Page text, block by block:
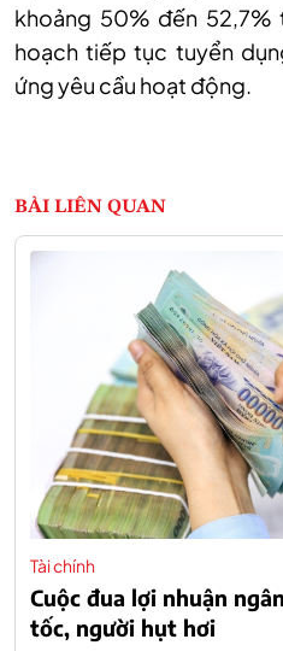
khoảng 50% đến
hoạch tiếp tục tuyển
ứng yêu cầu hoạt động.
BÀI LIÊN QUAN
Tài chính
Cuộc đua lợi nhuận
tốc, người hụt hơi